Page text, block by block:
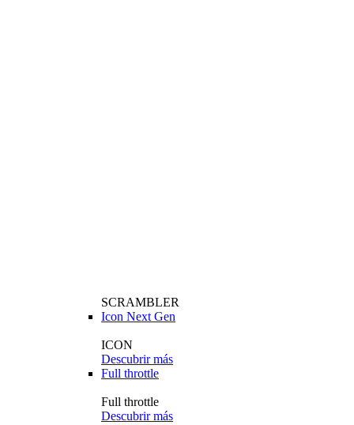
SCRAMBLER
Icon Next Gen
ICON
Descubrir más
Full throttle
Full throttle
Descubrir más